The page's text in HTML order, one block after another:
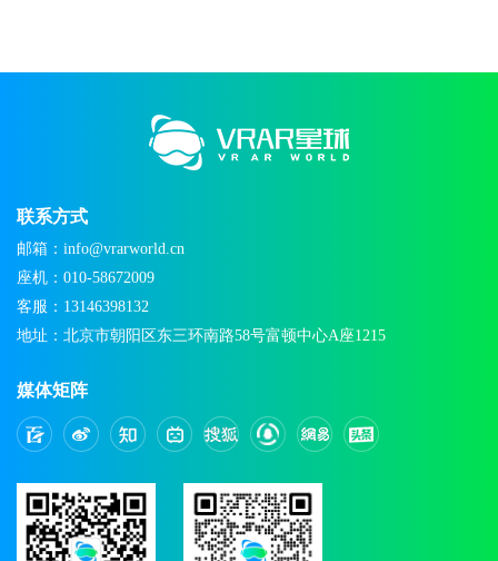
联系方式
邮箱：info@vrarworld.cn
座机：010-58672009
客服：13146398132
地址：北京市朝阳区东三环南路58号富顿中心A座1215
媒体矩阵